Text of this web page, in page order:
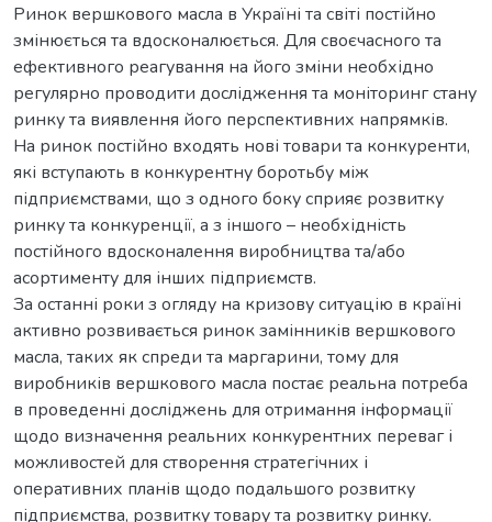
Ринок вершкового масла в Україні та світі постійно
змінюється та вдосконалюється. Для своєчасного та
ефективного реагування на його зміни необхідно
регулярно проводити дослідження та моніторинг стану
ринку та виявлення його перспективних напрямків.
На ринок постійно входять нові товари та конкуренти,
які вступають в конкурентну боротьбу між
підприємствами, що з одного боку сприяє розвитку
ринку та конкуренції, а з іншого – необхідність
постійного вдосконалення виробництва та/або
асортименту для інших підприємств.
За останні роки з огляду на кризову ситуацію в країні
активно розвивається ринок замінників вершкового
масла, таких як спреди та маргарини, тому для
виробників вершкового масла постає реальна потреба
в проведенні досліджень для отримання інформації
щодо визначення реальних конкурентних переваг і
можливостей для створення стратегічних і
оперативних планів щодо подальшого розвитку
підприємства, розвитку товару та розвитку ринку.